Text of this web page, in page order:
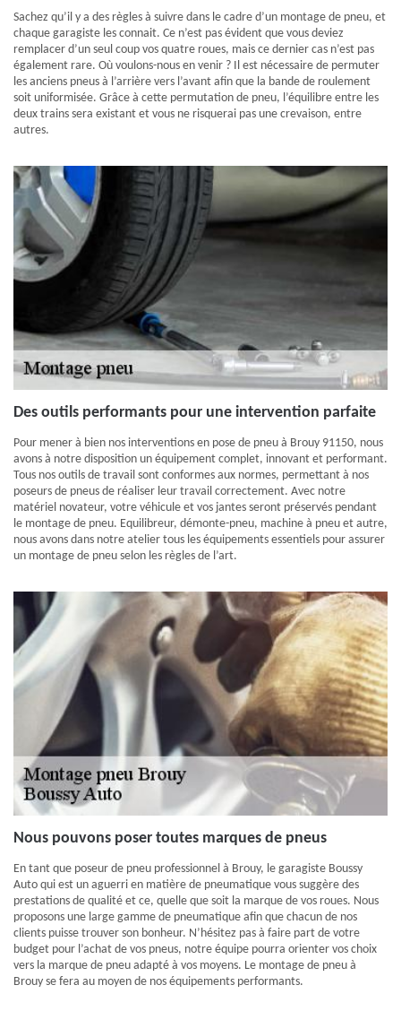
Sachez qu’il y a des règles à suivre dans le cadre d’un montage de pneu, et
chaque garagiste les connait. Ce n’est pas évident que vous deviez
remplacer d’un seul coup vos quatre roues, mais ce dernier cas n’est pas
également rare. Où voulons-nous en venir ? Il est nécessaire de permuter
les anciens pneus à l’arrière vers l’avant afin que la bande de roulement
soit uniformisée. Grâce à cette permutation de pneu, l’équilibre entre les
deux trains sera existant et vous ne risquerai pas une crevaison, entre
autres.
Des outils performants pour une intervention parfaite
Pour mener à bien nos interventions en pose de pneu à Brouy 91150, nous
avons à notre disposition un équipement complet, innovant et performant.
Tous nos outils de travail sont conformes aux normes, permettant à nos
poseurs de pneus de réaliser leur travail correctement. Avec notre
matériel novateur, votre véhicule et vos jantes seront préservés pendant
le montage de pneu. Equilibreur, démonte-pneu, machine à pneu et autre,
nous avons dans notre atelier tous les équipements essentiels pour assurer
un montage de pneu selon les règles de l’art.
Nous pouvons poser toutes marques de pneus
En tant que poseur de pneu professionnel à Brouy, le garagiste Boussy
Auto qui est un aguerri en matière de pneumatique vous suggère des
prestations de qualité et ce, quelle que soit la marque de vos roues. Nous
proposons une large gamme de pneumatique afin que chacun de nos
clients puisse trouver son bonheur. N’hésitez pas à faire part de votre
budget pour l’achat de vos pneus, notre équipe pourra orienter vos choix
vers la marque de pneu adapté à vos moyens. Le montage de pneu à
Brouy se fera au moyen de nos équipements performants.